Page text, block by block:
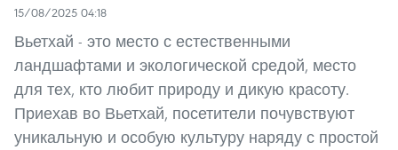
15/08/2025 04:18
Вьетхай - это место с естественными
ландшафтами и экологической средой, место
для тех, кто любит природу и дикую красоту.
Приехав во Вьетхай, посетители почувствуют
уникальную и особую культуру наряду с простой